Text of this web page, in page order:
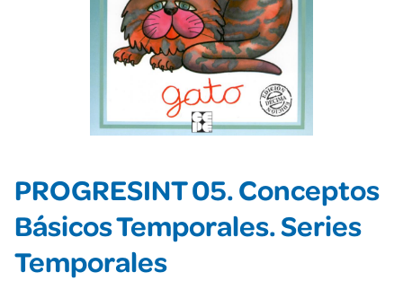
PROGRESINT 05. Conceptos
Básicos Temporales. Series
Temporales